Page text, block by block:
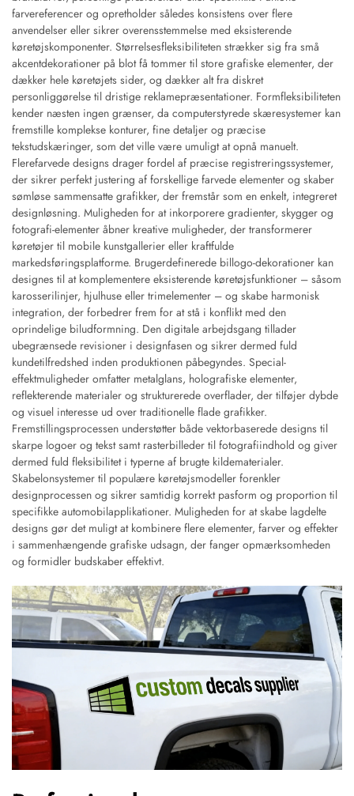
farvereferencer og opretholder således konsistens over flere
anvendelser eller sikrer overensstemmelse med eksisterende
køretøjskomponenter. Størrelsesfleksibiliteten strækker sig fra små
akcentdekorationer på blot få tommer til store grafiske elementer, der
dækker hele køretøjets sider, og dækker alt fra diskret
personliggørelse til dristige reklamepræsentationer. Formfleksibiliteten
kender næsten ingen grænser, da computerstyrede skæresystemer kan
fremstille komplekse konturer, fine detaljer og præcise
tekstudskæringer, som det ville være umuligt at opnå manuelt.
Flerefarvede designs drager fordel af præcise registreringssystemer,
der sikrer perfekt justering af forskellige farvede elementer og skaber
sømløse sammensatte grafikker, der fremstår som en enkelt, integreret
designløsning. Muligheden for at inkorporere gradienter, skygger og
fotografi-elementer åbner kreative muligheder, der transformerer
køretøjer til mobile kunstgallerier eller kraftfulde
markedsføringsplatforme. Brugerdefinerede billogo-dekorationer kan
designes til at komplementere eksisterende køretøjsfunktioner – såsom
karosserilinjer, hjulhuse eller trimelementer – og skabe harmonisk
integration, der forbedrer frem for at stå i konflikt med den
oprindelige biludformning. Den digitale arbejdsgang tillader
ubegrænsede revisioner i designfasen og sikrer dermed fuld
kundetilfredshed inden produktionen påbegyndes. Special-
effektmuligheder omfatter metalglans, holografiske elementer,
reflekterende materialer og strukturerede overflader, der tilføjer dybde
og visuel interesse ud over traditionelle flade grafikker.
Fremstillingsprocessen understøtter både vektorbaserede designs til
skarpe logoer og tekst samt rasterbilleder til fotografiindhold og giver
dermed fuld fleksibilitet i typerne af brugte kildematerialer.
Skabelonsystemer til populære køretøjsmodeller forenkler
designprocessen og sikrer samtidig korrekt pasform og proportion til
specifikke automobilapplikationer. Muligheden for at skabe lagdelte
designs gør det muligt at kombinere flere elementer, farver og effekter
i sammenhængende grafiske udsagn, der fanger opmærksomheden
og formidler budskaber effektivt.